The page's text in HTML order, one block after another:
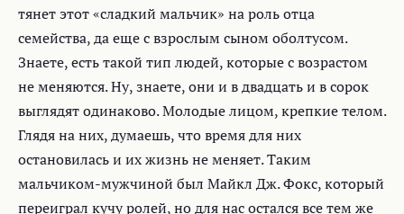
тянет этот «сладкий мальчик» на роль отца
семейства, да еще с взрослым сыном оболтусом.
Знаете, есть такой тип людей, которые с возрастом
не меняются. Ну, знаете, они и в двадцать и в сорок
выглядят одинаково. Молодые лицом, крепкие телом.
Глядя на них, думаешь, что время для них
остановилась и их жизнь не меняет. Таким
мальчиком-мужчиной был Майкл Дж. Фокс, который
переиграл кучу ролей, но для нас остался все тем же